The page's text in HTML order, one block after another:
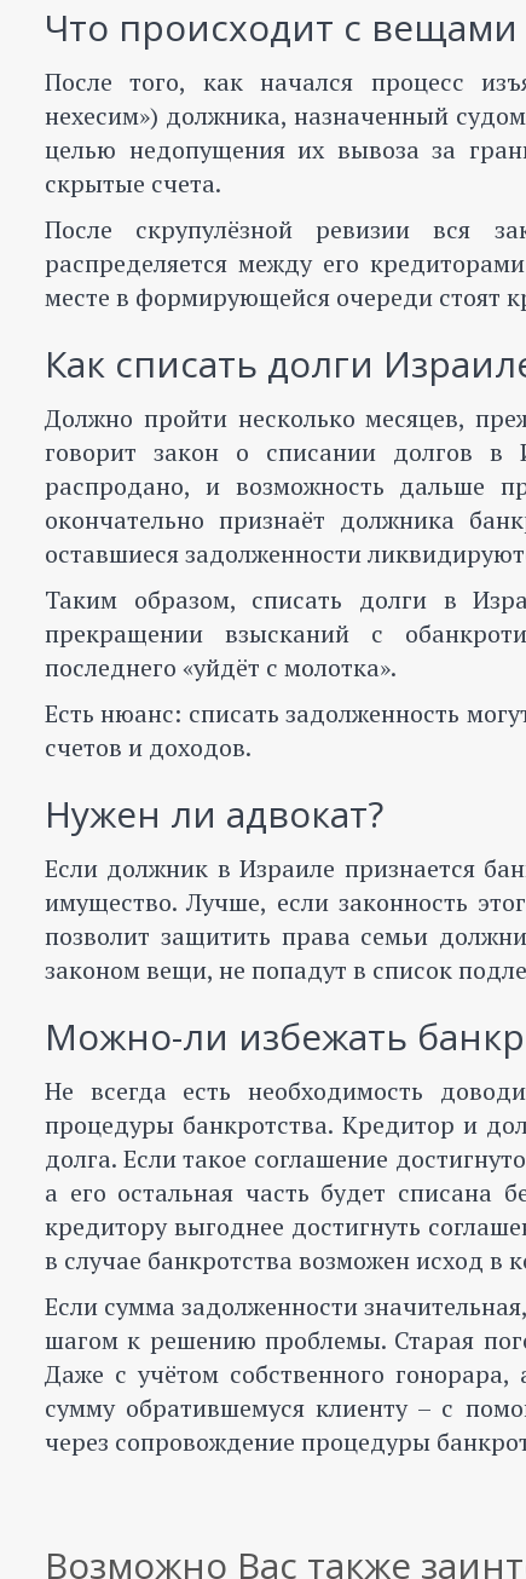
Что происходит с
После того, как начался процесс
нехесим») должника, назначенный
целью недопущения их вывоза за
скрытые счета.
После скрупулёзной ревизии вся
распределяется между его
месте в формирующейся очереди стоят
Как списать долги
Должно пройти несколько месяцев,
говорит закон о списании долгов в
распродано, и возможность дальше
окончательно признаёт должника
оставшиеся задолженности
Таким образом, списать долги в
прекращении взысканий с
последнего «уйдёт с молотка».
Есть нюанс: списать задолженность
счетов и доходов.
Нужен ли адвокат?
Если должник в Израиле признается
имущество. Лучше, если законность
позволит защитить права семьи
законом вещи, не попадут в список
Можно-ли избежать
Не всегда есть необходимость
процедуры банкротства. Кредитор и
долга. Если такое соглашение
а его остальная часть будет списана
кредитору выгоднее достигнуть
в случае банкротства возможен исход
Если сумма задолженности
шагом к решению проблемы. Старая
Даже с учётом собственного
сумму обратившемуся клиенту – с
через сопровождение процедуры
Возможно Вас также